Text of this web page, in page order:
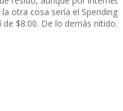
otra cosa serí­a el Spending
$8.00. De lo demás ní­tido.